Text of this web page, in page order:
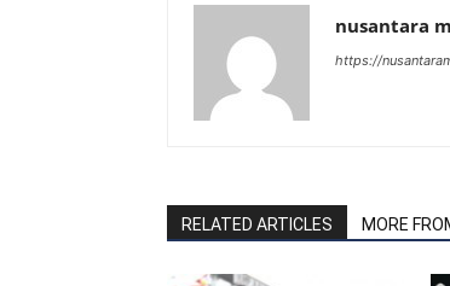
nusantara
https://
RELATED ARTICLES MORE